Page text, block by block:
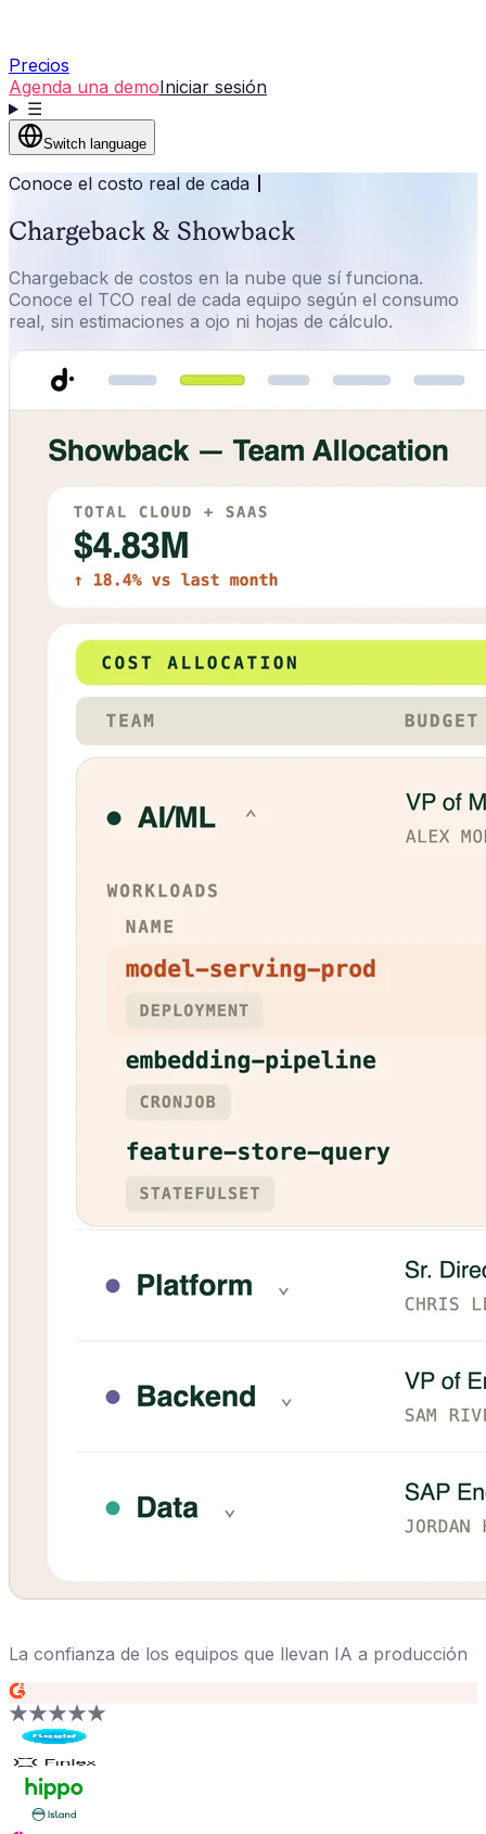
Precios
Agenda una demoIniciar sesión
☰
Switch language
Conoce el costo real de cada
Chargeback & Showback
Chargeback de costos en la nube que sí funciona.
Conoce el TCO real de cada equipo según el consumo
real, sin estimaciones a ojo ni hojas de cálculo.
La confianza de los equipos que llevan IA a producción